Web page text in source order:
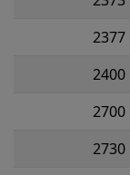
2377
2400
2700
2730